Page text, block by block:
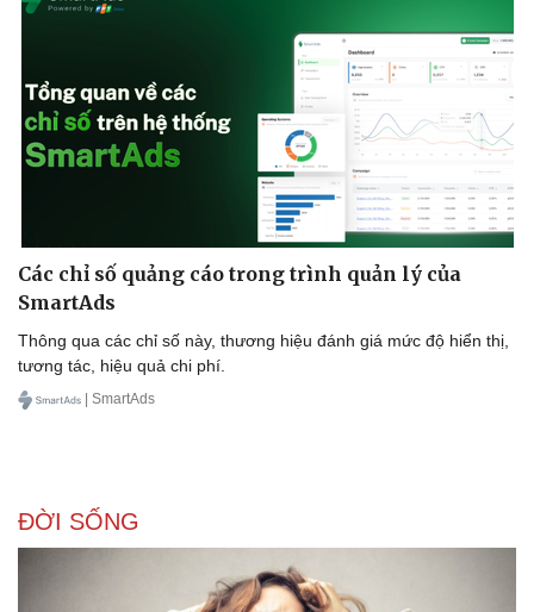
Thông tin doanh nghiệp
Doanh nghiệp 24h
Doanh nhân
Công nghệ
Sành điệu
Tin Công nghệ
Các chỉ số quảng cáo trong trình quản lý của
SmartAds
Thông qua các chỉ số này, thương hiệu đánh giá mức độ hiển thị,
tương tác, hiệu quả chi phí.
| SmartAds
ĐỜI SỐNG